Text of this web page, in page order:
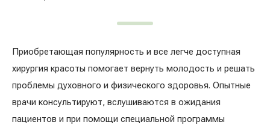
Приобретающая популярность и все легче доступная
хирургия красоты помогает вернуть молодость и решать
проблемы духовного и физического здоровья. Опытные
врачи консультируют, вслушиваются в ожидания
пациентов и при помощи специальной программы